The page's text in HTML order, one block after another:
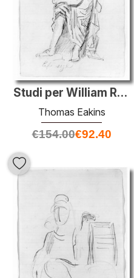
Studi per William Rush
Thomas Eakins
€154.00€92.40